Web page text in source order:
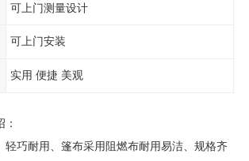
可上门测量设计
可上门安装
实用 便捷 美观
轻巧耐用、篷布采用阻燃布耐用易洁、规格齐